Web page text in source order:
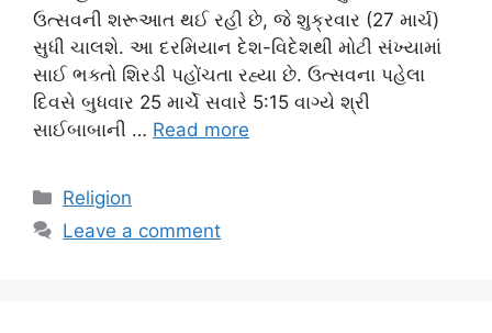
ઉત્સવની શરૂઆત થઈ રહી છે, જે શુક્રવાર (27 માર્ચ)
સુધી ચાલશે. આ દરમિયાન દેશ-વિદેશથી મોટી સંખ્યામાં
સાઈ ભક્તો શિરડી પહોંચતા રહ્યા છે. ઉત્સવના પહેલા
દિવસે બુધવાર 25 માર્ચે સવારે 5:15 વાગ્યે શ્રી
સાઈબાબાની … Read more
Categories
Religion
Leave a comment